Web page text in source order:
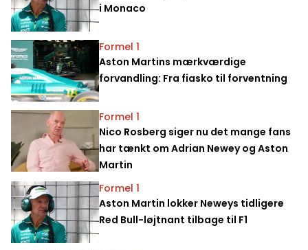
i Monaco
Formel 1
Aston Martins mærkværdige
forvandling: Fra fiasko til forventning
Formel 1
Nico Rosberg siger nu det mange fans
har tænkt om Adrian Newey og Aston
Martin
Formel 1
Aston Martin lokker Neweys tidligere
Red Bull-løjtnant tilbage til F1